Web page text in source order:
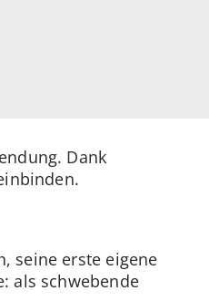
Dank
seine erste eigene
als schwebende